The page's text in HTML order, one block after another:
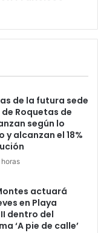
de la futura sede
Roquetas de
según lo
y alcanzan el 18%
actuará
en Playa
dentro del
‘A pie de calle’